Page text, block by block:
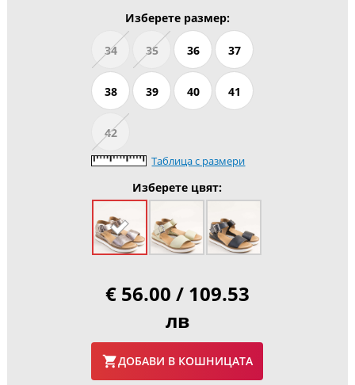
Изберете размер:
34 35 36 37
38 39 40 41
42
Таблица с размери
Изберете цвят:
€ 56.00 / 109.53
лв
ДОБАВИ В КОШНИЦАТА